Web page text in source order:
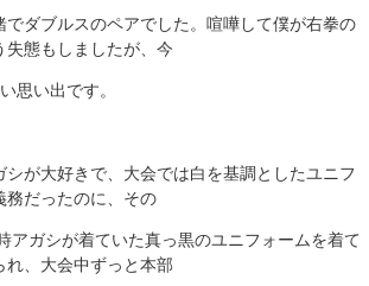
でダブルスのペアでした。喧嘩して僕が右拳の
失態もしましたが、今
出です。
シが大好きで、大会では白を基調としたユニフ
務だったのに、その
ていた真っ黒のユニフォームを着て
れ、大会中ずっと本部